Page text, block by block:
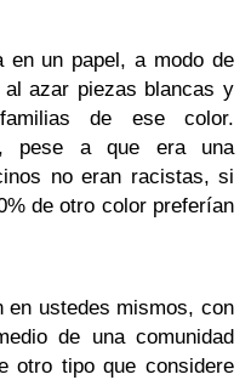
en un papel, a modo de
azar piezas blancas y
de ese color.
pese a que era una
no eran racistas, si
de otro color preferían
en ustedes mismos, con
de una comunidad
otro tipo que considere